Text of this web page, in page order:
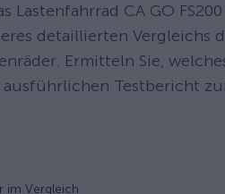
Lastenfahrrad CA GO
detaillierten Vergleichs
Ermitteln Sie,
ausführlichen Testbericht
im Vergleich